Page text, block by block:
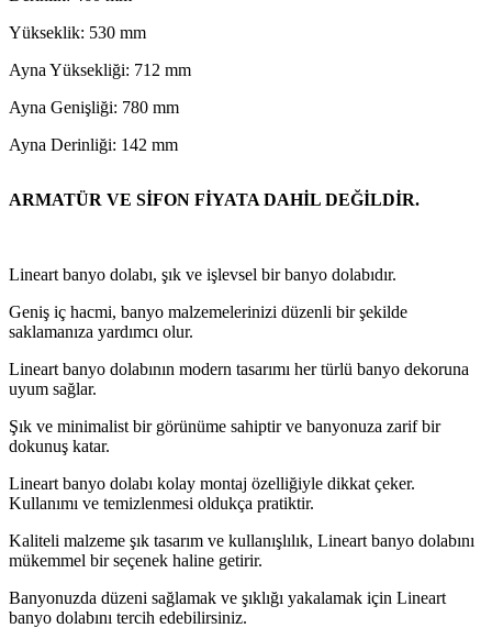
Yükseklik: 530 mm
Ayna Yüksekliği: 712 mm
Ayna Genişliği: 780 mm
Ayna Derinliği: 142 mm
ARMATÜR VE SİFON FİYATA DAHİL DEĞİLDİR.
Lineart banyo dolabı, şık ve işlevsel bir banyo dolabıdır.
Geniş iç hacmi, banyo malzemelerinizi düzenli bir şekilde
saklamanıza yardımcı olur.
Lineart banyo dolabının modern tasarımı her türlü banyo dekoruna
uyum sağlar.
Şık ve minimalist bir görünüme sahiptir ve banyonuza zarif bir
dokunuş katar.
Lineart banyo dolabı kolay montaj özelliğiyle dikkat çeker.
Kullanımı ve temizlenmesi oldukça pratiktir.
Kaliteli malzeme şık tasarım ve kullanışlılık, Lineart banyo dolabını
mükemmel bir seçenek haline getirir.
Banyonuzda düzeni sağlamak ve şıklığı yakalamak için Lineart
banyo dolabını tercih edebilirsiniz.